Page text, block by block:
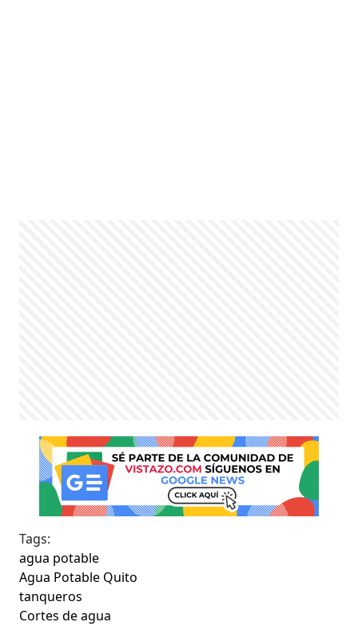
Tags:
agua potable
Agua Potable Quito
tanqueros
Cortes de agua